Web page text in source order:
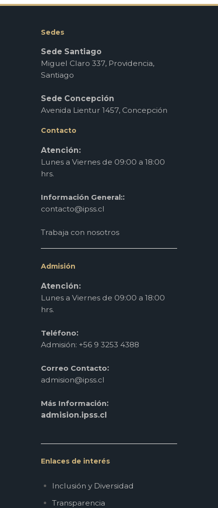
Sedes
Sede Santiago
Miguel Claro 337, Providencia,
Santiago
Sede Concepción
Avenida Lientur 1457, Concepción
Contacto
Atención:
Lunes a Viernes de 09:00 a 18:00
hrs.
Información General::
contacto@ipss.cl
Trabaja con nosotros
Admisión
Atención:
Lunes a Viernes de 09:00 a 18:00
hrs.
Teléfono:
Admisión: +56 9 3253 4388
Correo Contacto:
admision@ipss.cl
Más Información:
admision.ipss.cl
Enlaces de interés
Inclusión y Diversidad
Transparencia